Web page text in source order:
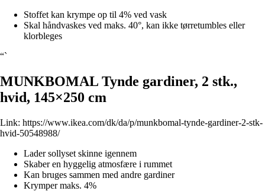
Stoffet kan krympe op til 4% ved vask
Skal håndvaskes ved maks. 40°, kan ikke tørretumbles eller
klorbleges
“`
MUNKBOMAL Tynde gardiner, 2 stk.,
hvid, 145×250 cm
Link: https://www.ikea.com/dk/da/p/munkbomal-tynde-gardiner-2-stk-
hvid-50548988/
Lader sollyset skinne igennem
Skaber en hyggelig atmosfære i rummet
Kan bruges sammen med andre gardiner
Krymper maks. 4%